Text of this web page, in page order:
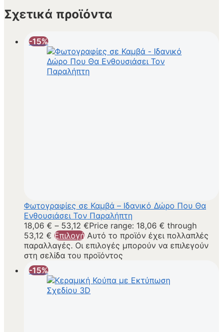
Σχετικά προϊόντα
-15%
Φωτογραφίες σε Καμβά – Ιδανικό Δώρο Που Θα
Ενθουσιάσει Τον Παραλήπτη
18,06 € – 53,12 €Price range: 18,06 € through
53,12 € Επιλογή Αυτό το προϊόν έχει πολλαπλές
παραλλαγές. Οι επιλογές μπορούν να επιλεγούν
στη σελίδα του προϊόντος
-15%